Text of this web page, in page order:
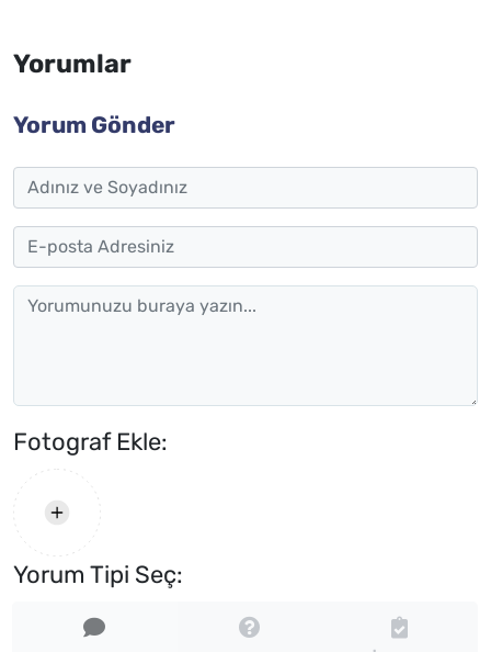
Yorumlar
Yorum Gönder
Fotograf Ekle:
Yorum Tipi Seç: